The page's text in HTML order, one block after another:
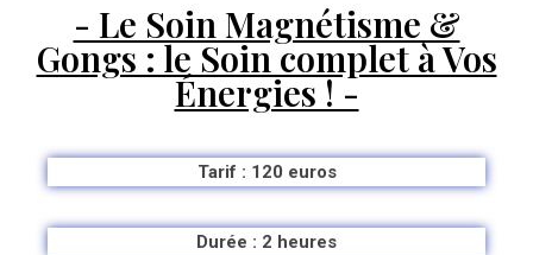
- Le Soin Magnétisme &
Gongs : le Soin complet à Vos
Énergies ! -
Tarif : 120 euros
Durée : 2 heures